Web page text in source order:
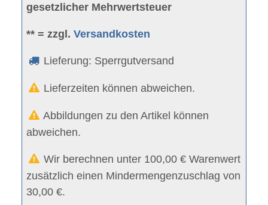
gesetzlicher Mehrwertsteuer
** = zzgl.Versandkosten
Lieferung: Sperrgutversand
Lieferzeiten können abweichen.
Abbildungen zu den Artikel können
abweichen.
Wir berechnen unter 100,00 € Warenwert
zusätzlich einen Mindermengenzuschlag von
30,00 €.